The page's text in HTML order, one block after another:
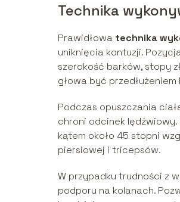
Technika
Prawidłowa technika
uniknięcia kontuzji.
szerokość barków, stopy
głowa być przedłużeniem
Podczas opuszczania
chroni odcinek lędźwiowy.
kątem około 45 stopni
piersiowej i tricepsów.
W przypadku trudności z
podporu na kolanach.